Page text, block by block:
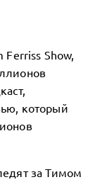
Show,
который
за Тимом